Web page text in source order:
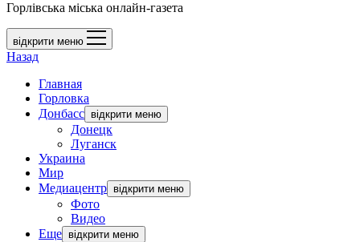
Горлівська міська онлайн-газета
відкрити меню
Назад
Главная
Горловка
Донбасс відкрити меню
Донецк
Луганск
Украина
Мир
Медиацентр відкрити меню
Фото
Видео
Еще відкрити меню